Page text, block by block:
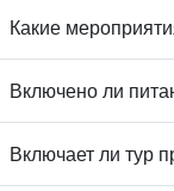
Какие
Включено ли
Включает ли тур